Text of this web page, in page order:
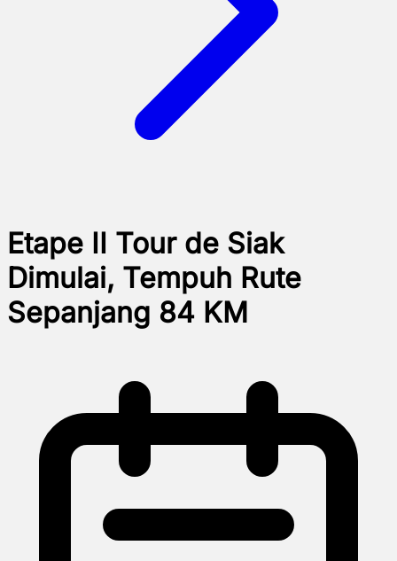
Etape II Tour de Siak
Dimulai, Tempuh Rute
Sepanjang 84 KM